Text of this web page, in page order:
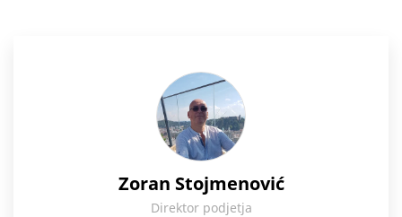
Zoran Stojmenović
Direktor podjetja